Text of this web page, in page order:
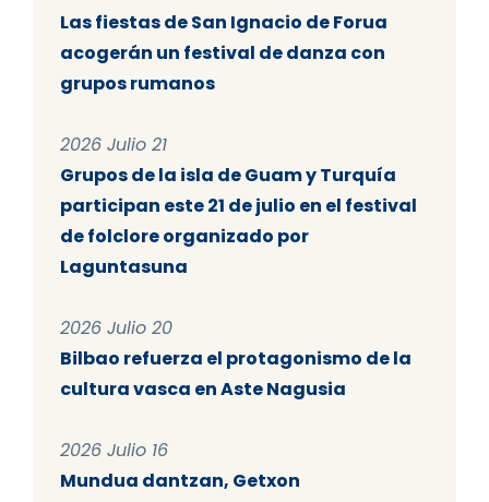
Las fiestas de San Ignacio de Forua
acogerán un festival de danza con
grupos rumanos
2026 Julio 21
Grupos de la isla de Guam y Turquía
participan este 21 de julio en el festival
de folclore organizado por
Laguntasuna
2026 Julio 20
Bilbao refuerza el protagonismo de la
cultura vasca en Aste Nagusia
2026 Julio 16
Mundua dantzan, Getxon